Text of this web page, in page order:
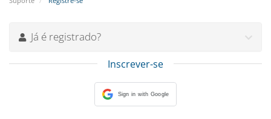
Já é registrado?
Inscrever-se
Sign in with Google